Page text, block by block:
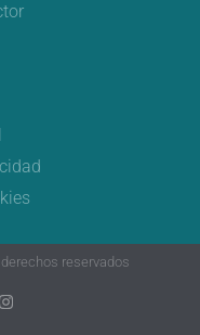
reservados